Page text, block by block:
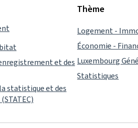
et des
statistique et des
Thème
Logement -
Économie -
Luxembourg
Statistiques